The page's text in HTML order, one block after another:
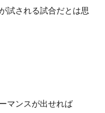
試される試合だとは思
マンスが出せれば